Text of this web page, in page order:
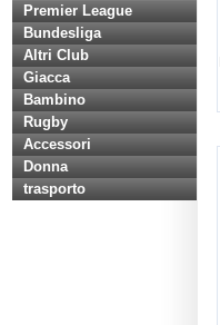
Premier League
Bundesliga
Altri Club
Giacca
Bambino
Rugby
Accessori
Donna
trasporto